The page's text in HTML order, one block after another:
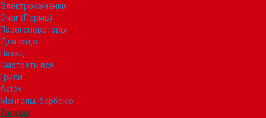
Электрокаменки
Очаг (Пермь)
Парогенераторы
Для сада
Назад
Смотреть все
Грили
Astov
Мангалы, барбекю
Тандыр